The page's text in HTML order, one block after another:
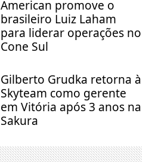
American promove o
brasileiro Luiz Laham
para liderar operações no
Cone Sul
Gilberto Grudka retorna à
Skyteam como gerente
em Vitória após 3 anos na
Sakura